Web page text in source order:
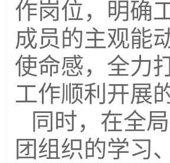
作岗位，明确
成员的主观能
使命感，全力
工作顺利开展
同时，在全
团组织的学习